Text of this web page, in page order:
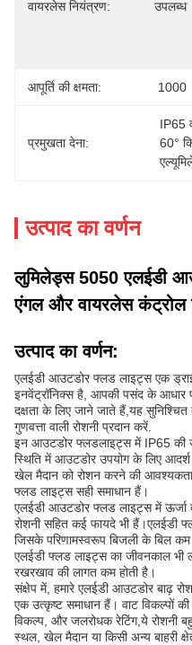
वायरलेस नियंत्रण: उपलब्ध
आपूर्ति की क्षमता: 1000
प्रमुखता देना:
IP65
60°
उत्पाद का वर्णन
लुमिलेड्स 5050 एलईडी
एंगल और वायरलेस
उत्पाद का वर्णन:
एलईडी आउटडोर फ्लड लाइट्स एक
इनवेंट्रॉनिक्स है, आपकी पसंद के आधार
दक्षता के लिए जाने जाते हैं,यह
गुणवत्ता वाली रोशनी प्रदान करें.
इन आउटडोर फ्लडलाइट्स में IP65 की
स्थिति में आउटडोर उपयोग के लिए
खेल मैदान को रोशन करने की आवश्यकता
फ्लड लाइट्स सही समाधान हैं।
एलईडी आउटडोर फ्लड लाइट्स में ऊर्जा
रोशनी सहित कई फायदे भी हैं।एलईडी
जिसके परिणामस्वरूप बिजली के बिल कम
एलईडी फ्लड लाइट्स का जीवनकाल भी
रखरखाव की लागत कम होती है।
संक्षेप में, हमारे एलईडी आउटडोर बाढ़
एक उत्कृष्ट समाधान हैं। वाट विकल्पों
विकल्प, और जलरोधक रेटिंग,ये रोशनी
स्थल, खेल मैदान या किसी अन्य बाहरी